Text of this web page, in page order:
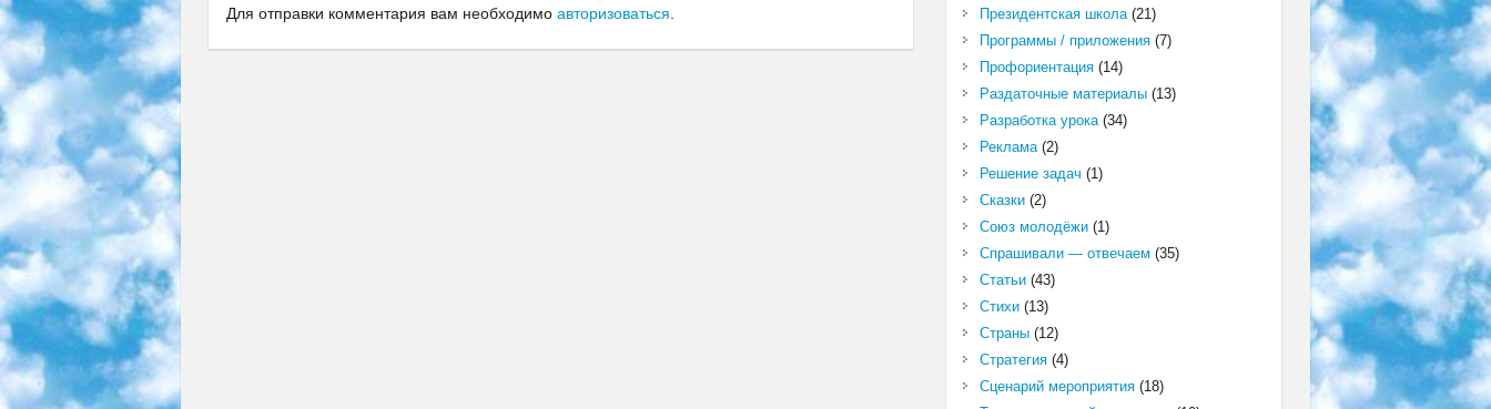
Для отправки комментария вам необходимоавторизоваться
Президентская школа(21)
Программы / приложения(7)
Профориентация(14)
Раздаточные материалы(13)
Разработка урока(34)
Реклама(2)
Решение задач (1)
Сказки(2)
Союз молодёжи(1)
Спрашивали — отвечаем (35)
Статьи(43)
Стихи(13)
Страны(12)
Стратегия(4)
Сценарий мероприятия(18)